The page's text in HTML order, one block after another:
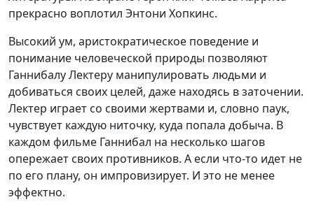
прекрасно воплотил Энтони Хопкинс.
Высокий ум, аристократическое поведение и
понимание человеческой природы позволяют
Ганнибалу Лектеру манипулировать людьми и
добиваться своих целей, даже находясь в заточении.
Лектер играет со своими жертвами и, словно паук,
чувствует каждую ниточку, куда попала добыча. В
каждом фильме Ганнибал на несколько шагов
опережает своих противников. А если что-то идет не
по его плану, он импровизирует. И это не менее
эффектно.